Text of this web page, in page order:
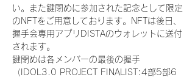
い。また鍵閉めに参加された記念として限定
のNFTをご用意しております。NFTは後日、
握手会専用アプリDISTAのウォレットに送付
されます。
鍵閉めは各メンバーの最後の握手
（IDOL3.0 PROJECT FINALIST:4部5部6